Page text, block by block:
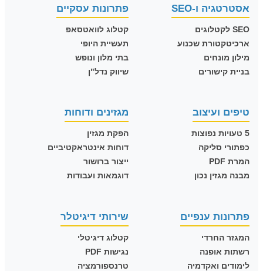
אסטרטגיה ו-SEO
SEO לקטלוגים
ארכיטקטורת שכנוע
מילון מונחים
בניית קישורים
פתרונות עסקיים
קטלוג לוואטסאפ
תעשיית היופי
בתי מלון ונופש
שיווק נדל"ן
טיפים ועיצוב
5 טעויות נפוצות
כפתורי סליקה
המרת PDF
מבנה מגזין נכון
מגזינים ודוחות
הפקת מגזין
דוחות אינטראקטיביים
ייצור ברושור
דוגמאות ועבודות
פתרונות ענפיים
המגזר החרדי
רשתות אופנה
לימודים ואקדמיה
שירותי דיגיטלר
קטלוג דיגיטלי
נגישות PDF
טרנספורמציה